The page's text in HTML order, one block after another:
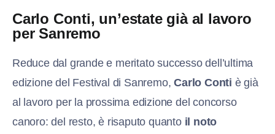
Carlo Conti, un’estate già al lavoro
per Sanremo
Reduce dal grande e meritato successo dell’ultima
edizione del Festival di Sanremo,Carlo Conti è già
al lavoro per la prossima edizione del concorso
canoro: del resto, è risaputo quanto il noto